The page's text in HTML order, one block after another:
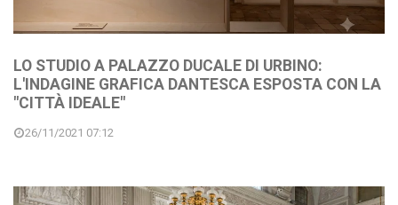
LO STUDIO A PALAZZO DUCALE DI URBINO:
L'INDAGINE GRAFICA DANTESCA ESPOSTA CON LA
"CITTÀ IDEALE"
26/11/2021 07:12